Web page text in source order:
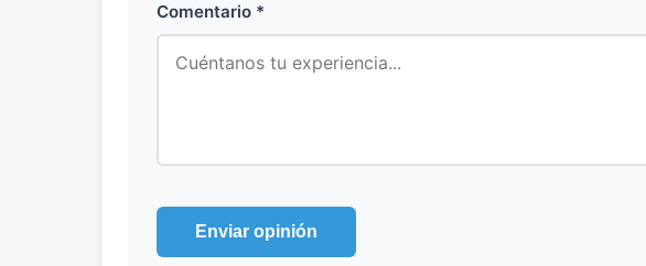
Comentario *
Enviar opinión